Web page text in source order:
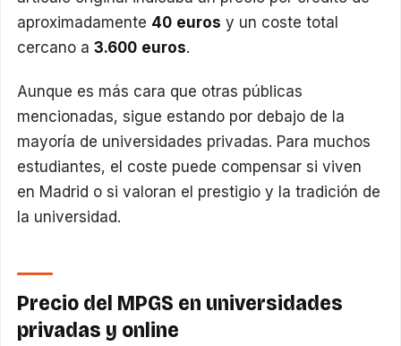
aproximadamente 40 euros y un coste total
cercano a3.600 euros.
Aunque es más cara que otras públicas
mencionadas, sigue estando por debajo de la
mayoría de universidades privadas. Para muchos
estudiantes, el coste puede compensar si viven
en Madrid o si valoran el prestigio y la tradición de
la universidad.
Precio del MPGS en universidades
privadas y online